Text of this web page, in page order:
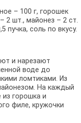
– 100 г, горошек
2 шт., майонез – 2 ст.
пучка, соль по вкусу.
и нарезают
воде до
ломтиками. Из
На каждый
горошка и
филе, кружочки